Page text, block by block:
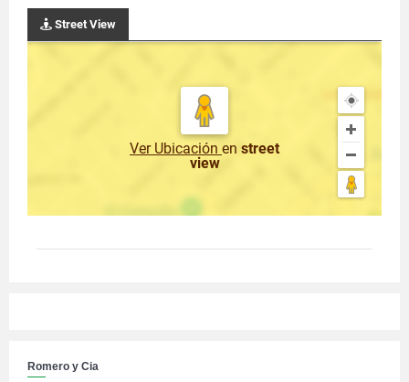
Street View
Ver Ubicación en street
view
Romero y Cia